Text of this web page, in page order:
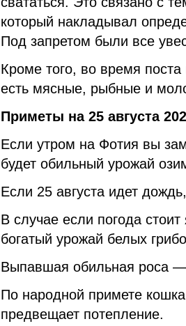
который накладывал
Под запретом были все
Кроме того, во время поста
есть мясные, рыбные и
Приметы на 25 августа
Если утром на Фотия вы
будет обильный урожай
Если 25 августа идет
В случае если погода
богатый урожай белых
Выпавшая обильная роса —
По народной примете
предвещает потепление.